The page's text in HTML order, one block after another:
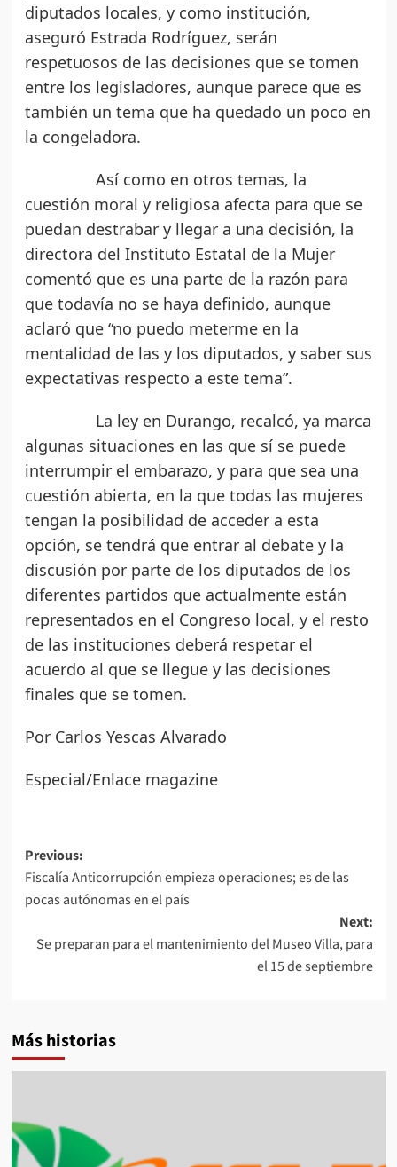
diputados locales, y como institución,
aseguró Estrada Rodríguez, serán
respetuosos de las decisiones que se tomen
entre los legisladores, aunque parece que es
también un tema que ha quedado un poco en
la congeladora.
Así como en otros temas, la
cuestión moral y religiosa afecta para que se
puedan destrabar y llegar a una decisión, la
directora del Instituto Estatal de la Mujer
comentó que es una parte de la razón para
que todavía no se haya definido, aunque
aclaró que “no puedo meterme en la
mentalidad de las y los diputados, y saber sus
expectativas respecto a este tema”.
La ley en Durango, recalcó, ya marca
algunas situaciones en las que sí se puede
interrumpir el embarazo, y para que sea una
cuestión abierta, en la que todas las mujeres
tengan la posibilidad de acceder a esta
opción, se tendrá que entrar al debate y la
discusión por parte de los diputados de los
diferentes partidos que actualmente están
representados en el Congreso local, y el resto
de las instituciones deberá respetar el
acuerdo al que se llegue y las decisiones
finales que se tomen.
Por Carlos Yescas Alvarado
Especial/Enlace magazine
Post
navigation
Previous:
Fiscalía Anticorrupción empieza operaciones; es de las
pocas autónomas en el país
Next:
Se preparan para el mantenimiento del Museo Villa, para
el 15 de septiembre
Más historias